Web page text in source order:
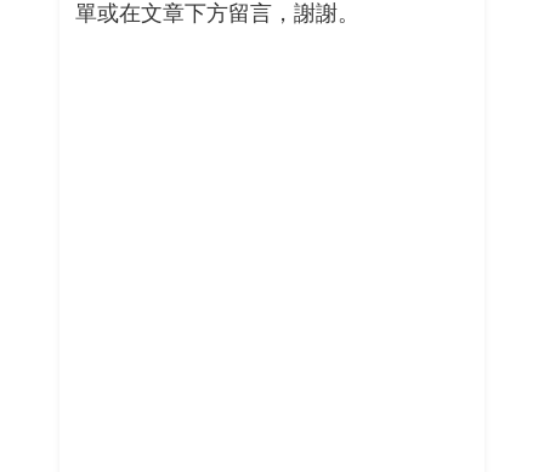
單或在文章下方留言，謝謝。